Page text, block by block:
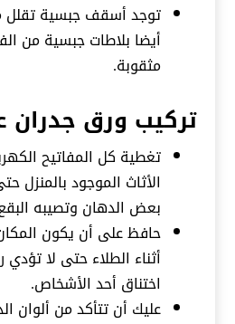
توجد أسقف جبسية تقلل
أيضا بلاطات جبسية من
مثقوبة.
تركيب ورق جدران
تغطية كل المفاتيح
الأثاث الموجود بالمنزل
بعض الدهان وتصيبه
حافظ على أن يكون
أثناء الطلاء حتى لا تؤدي
اختناق أحد الأشخاص.
عليك أن تتأكد من ألوان